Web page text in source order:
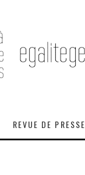
REVUE DE PRESSE